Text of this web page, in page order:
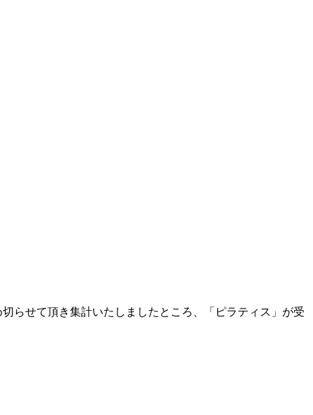
らせて頂き集計いたしましたところ、「ピラティス」が受